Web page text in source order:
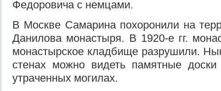
Федоровича с немцами.
В Москве Самарина похоронили на
Данилова монастыря. В 1920-е гг.
монастырское кладбище разрушили.
стенах можно видеть памятные
утраченных могилах.